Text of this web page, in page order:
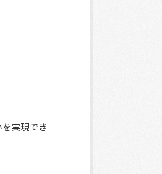
実現でき